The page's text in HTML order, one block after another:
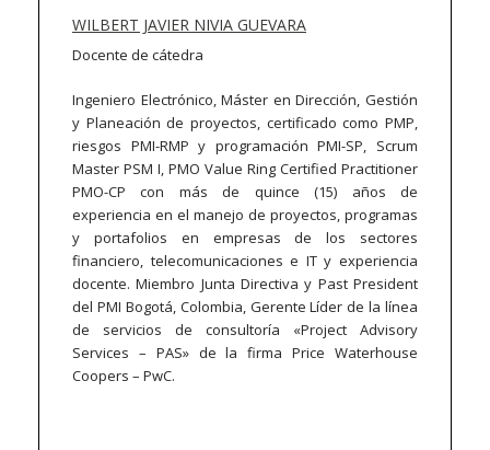
WILBERT JAVIER NIVIA GUEVARA
Docente de cátedra
Ingeniero Electrónico, Máster en Dirección, Gestión
y Planeación de proyectos, certificado como PMP,
riesgos PMI-RMP y programación PMI-SP, Scrum
Master PSM I, PMO Value Ring Certified Practitioner
PMO-CP con más de quince (15) años de
experiencia en el manejo de proyectos, programas
y portafolios en empresas de los sectores
financiero, telecomunicaciones e IT y experiencia
docente. Miembro Junta Directiva y Past President
del PMI Bogotá, Colombia, Gerente Líder de la línea
de servicios de consultoría «Project Advisory
Services – PAS» de la firma Price Waterhouse
Coopers – PwC.